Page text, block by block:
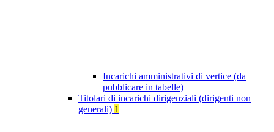
Incarichi amministrativi di vertice (da
pubblicare in tabelle)
Titolari di incarichi dirigenziali (dirigenti non
generali) 1